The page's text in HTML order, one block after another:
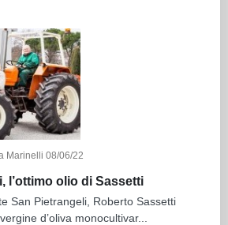
Marinelli 08/06/22
l’ottimo olio di Sassetti
San Pietrangeli, Roberto Sassetti
d’oliva monocultivar...